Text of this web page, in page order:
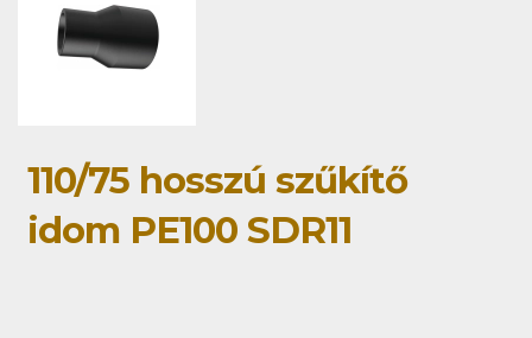
110/75 hosszú szűkítő
idom PE100 SDR11